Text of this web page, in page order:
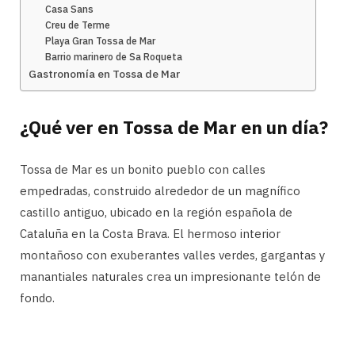
Casa Sans
Creu de Terme
Playa Gran Tossa de Mar
Barrio marinero de Sa Roqueta
Gastronomía en Tossa de Mar
¿Qué ver en Tossa de Mar en un día?
Tossa de Mar es un bonito pueblo con calles
empedradas, construido alrededor de un magnífico
castillo antiguo, ubicado en la región española de
Cataluña en la Costa Brava. El hermoso interior
montañoso con exuberantes valles verdes, gargantas y
manantiales naturales crea un impresionante telón de
fondo.